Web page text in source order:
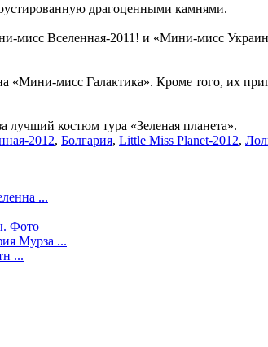
драгоценными камнями.
мисс Вселенная-2011! и «Мини-мисс
«Мини-мисс Галактика». Кроме того, их
лучший костюм тура «Зеленая планета».
2012, Болгария, Little Miss Planet-2012,
...
Фото
Мурза ...
...